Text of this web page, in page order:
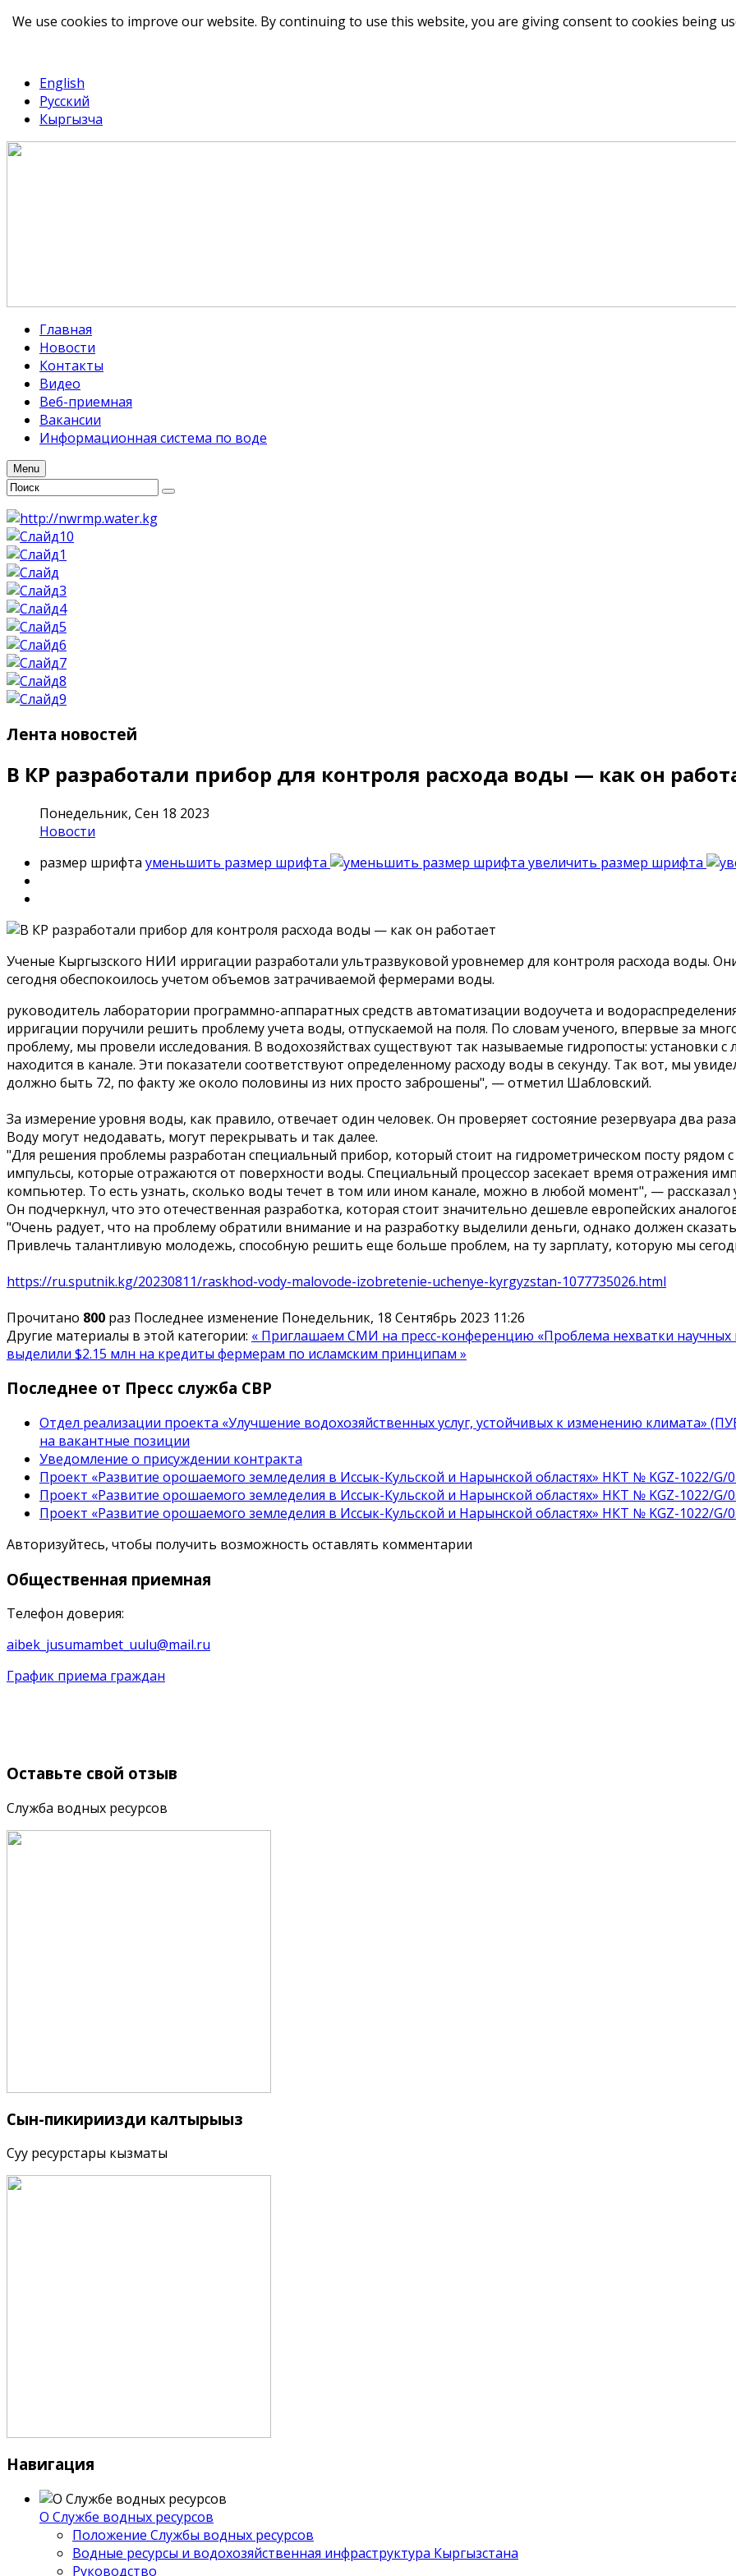
English
Русский
Кыргызча
Главная
Новости
Контакты
Видео
Веб-приемная
Вакансии
Информационная система по воде
Menu
Лента новостей
В КР разработали прибор для контроля расхода воды — как он
Понедельник, Сен 18 2023
Новости
размер шрифта уменьшить размер шрифта увеличить размер шрифта
Ученые Кыргызского НИИ ирригации разработали ультразвуковой уровнемер для контроля расхода воды.
сегодня обеспокоилось учетом объемов затрачиваемой фермерами воды.
руководитель лаборатории программно-аппаратных средств автоматизации водоучета и
ирригации поручили решить проблему учета воды, отпускаемой на поля. По словам ученого, впервые за
проблему, мы провели исследования. В водохозяйствах существуют так называемые гидропосты:
находится в канале. Эти показатели соответствуют определенному расходу воды в секунду. Так вот, мы
должно быть 72, по факту же около половины из них просто заброшены", — отметил Шабловский.
За измерение уровня воды, как правило, отвечает один человек. Он проверяет состояние резервуара два
Воду могут недодавать, могут перекрывать и так далее.
"Для решения проблемы разработан специальный прибор, который стоит на гидрометрическом посту рядом
импульсы, которые отражаются от поверхности воды. Специальный процессор засекает время отражения
компьютер. То есть узнать, сколько воды течет в том или ином канале, можно в любой момент", — рассказал
Он подчеркнул, что это отечественная разработка, которая стоит значительно дешевле европейских
"Очень радует, что на проблему обратили внимание и на разработку выделили деньги, однако должен
Привлечь талантливую молодежь, способную решить еще больше проблем, на ту зарплату, которую мы
https://ru.sputnik.kg/20230811/raskhod-vody-malovode-izobretenie-uchenye-kyrgyzstan-1077735026.html
Прочитано 800 раз Последнее изменение Понедельник, 18 Сентябрь 2023 11:26
Другие материалы в этой категории: « Приглашаем СМИ на пресс-конференцию «Проблема нехватки научных
выделили $2.15 млн на кредиты фермерам по исламским принципам »
Последнее от Пресс служба СВР
Отдел реализации проекта «Улучшение водохозяйственных услуг, устойчивых к изменению климата»
на вакантные позиции
Уведомление о присуждении контракта
Проект «Развитие орошаемого земледелия в Иссык-Кульской и Нарынской областях» НКТ № KGZ-1022/G/
Проект «Развитие орошаемого земледелия в Иссык-Кульской и Нарынской областях» НКТ № KGZ-1022/G/
Проект «Развитие орошаемого земледелия в Иссык-Кульской и Нарынской областях» НКТ № KGZ-1022/G/
Авторизуйтесь, чтобы получить возможность оставлять комментарии
Общественная приемная
Телефон доверия:
aibek_jusumambet_uulu@mail.ru
График приема граждан
Оставьте свой отзыв
Служба водных ресурсов
Сын-пикириңизди калтырыңыз
Суу ресурстары кызматы
Навигация
О Службе водных ресурсов
Положение Службы водных ресурсов
Водные ресурсы и водохозяйственная инфраструктура Кыргызстана
Руководство
We use cookies to improve our website. By continuing to use this website, you are giving consent to cookies being